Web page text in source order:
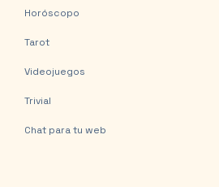
Horóscopo
Tarot
Videojuegos
Trivial
Chat para tu web